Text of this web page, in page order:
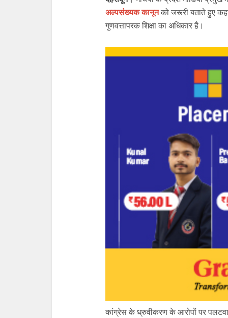
अल्पसंख्यक कानूनको जरूरी बताते हुए कहा
गुणवत्तापरक शिक्षा का अधिकार है।
कांग्रेस के ध्रुवीकरण के आरोपों पर